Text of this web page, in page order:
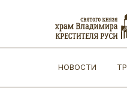
НОВОСТИ